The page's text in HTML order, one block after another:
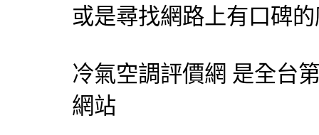
或是尋找網路上有口碑
冷氣空調評價網 是全台
網站